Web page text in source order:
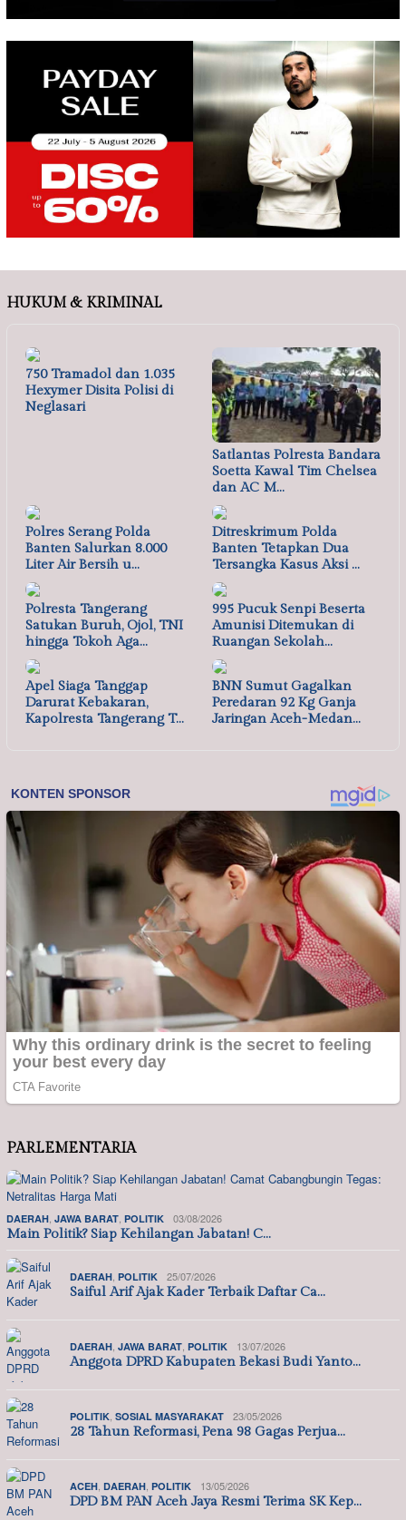
HUKUM & KRIMINAL
750 Tramadol dan 1.035
Hexymer Disita Polisi di
Neglasari
Satlantas Polresta Bandara
Soetta Kawal Tim Chelsea
dan AC M…
Polres Serang Polda
Banten Salurkan 8.000
Liter Air Bersih u…
Ditreskrimum Polda
Banten Tetapkan Dua
Tersangka Kasus Aksi …
Polresta Tangerang
Satukan Buruh, Ojol, TNI
hingga Tokoh Aga…
995 Pucuk Senpi Beserta
Amunisi Ditemukan di
Ruangan Sekolah…
Apel Siaga Tanggap
Darurat Kebakaran,
Kapolresta Tangerang T…
BNN Sumut Gagalkan
Peredaran 92 Kg Ganja
Jaringan Aceh-Medan…
PARLEMENTARIA
DAERAH JAWA BARAT POLITIK 03/08/2026
Main Politik? Siap Kehilangan Jabatan! C…
DAERAH POLITIK 25/07/2026
Saiful Arif Ajak Kader Terbaik Daftar Ca…
DAERAH JAWA BARAT POLITIK 13/07/2026
Anggota DPRD Kabupaten Bekasi Budi Yanto…
POLITIK SOSIAL MASYARAKAT 23/05/2026
28 Tahun Reformasi, Pena 98 Gagas Perjua…
ACEH DAERAH POLITIK 13/05/2026
DPD BM PAN Aceh Jaya Resmi Terima SK Kep…